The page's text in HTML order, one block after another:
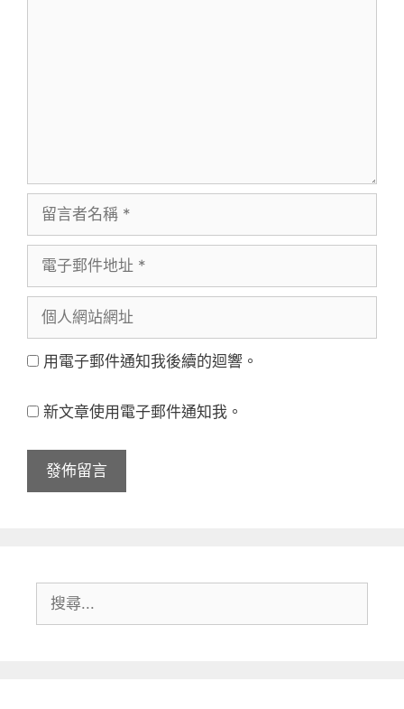
言
名
子
件
地
人
網
網
用電子郵件通知我後續的迴響。
新文章使用電子郵件通知我。
尋: